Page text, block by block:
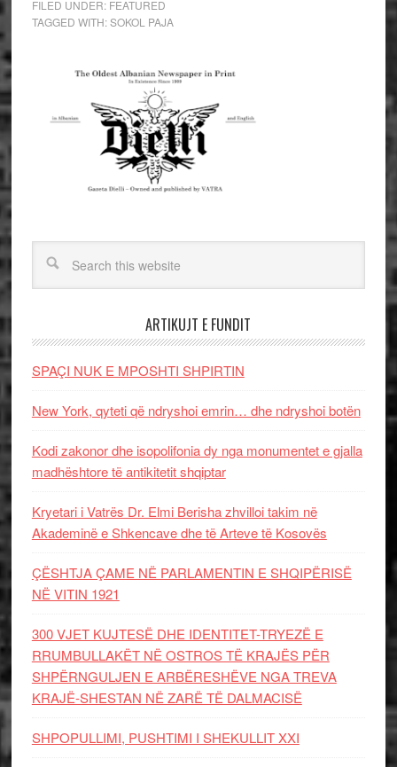
FILED UNDER: FEATURED
TAGGED WITH:SOKOL PAJA
ARTIKUJT E FUNDIT
SPAÇI NUK E MPOSHTI SHPIRTIN
New York, qyteti që ndryshoi emrin… dhe ndryshoi botën
Kodi zakonor dhe isopolifonia dy nga monumentet e gjalla
madhështore të antikitetit shqiptar
Kryetari i Vatrës Dr. Elmi Berisha zhvilloi takim në
Akademinë e Shkencave dhe të Arteve të Kosovës
ÇËSHTJA ÇAME NË PARLAMENTIN E SHQIPËRISË
NË VITIN 1921
300 VJET KUJTESË DHE IDENTITET-TRYEZË E
RRUMBULLAKËT NË OSTROS TË KRAJËS PËR
SHPËRNGULJEN E ARBËRESHËVE NGA TREVA
KRAJË-SHESTAN NË ZARË TË DALMACISË
SHPOPULLIMI, PUSHTIMI I SHEKULLIT XXI